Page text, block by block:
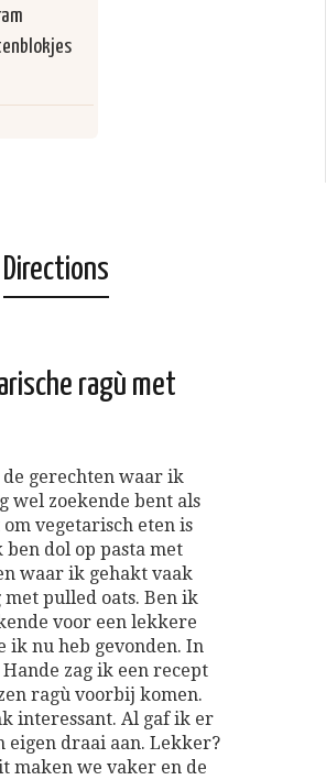
Directions
ragù met
de gerechten waar ik
wel zoekende bent als
vegetarisch eten is
ben dol op pasta met
waar ik gehakt vaak
met pulled oats. Ben ik
voor een lekkere
ik nu heb gevonden. In
zag ik een recept
ragù voorbij komen.
interessant. Al gaf ik er
eigen draai aan. Lekker?
maken we vaker en de